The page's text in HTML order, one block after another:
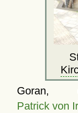
Goran,
Patrick von